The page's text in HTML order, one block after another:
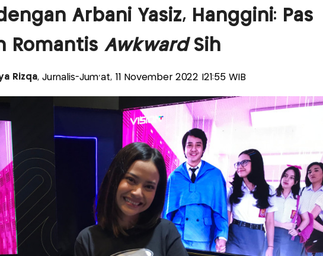
Arbani Yasiz, Hanggini: Pas
Romantis AwkwardSih
Rizqa, Jurnalis-Jum'at, 11 November 2022 |21:55 WIB